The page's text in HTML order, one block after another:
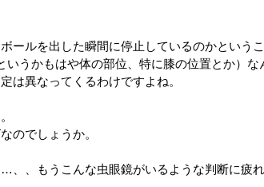
ールを出した瞬間に停止しているのかという
いうかもはや体の部位、特に膝の位置とか）な
は異なってくるわけですよね。
のでしょうか。
、、もうこんな虫眼鏡がいるような判断に疲